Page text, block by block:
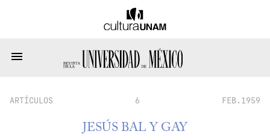
ARTÍCULOS 6 FEB.1959
JESÚS BAL Y GAY